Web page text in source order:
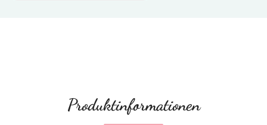
Produktinformationen